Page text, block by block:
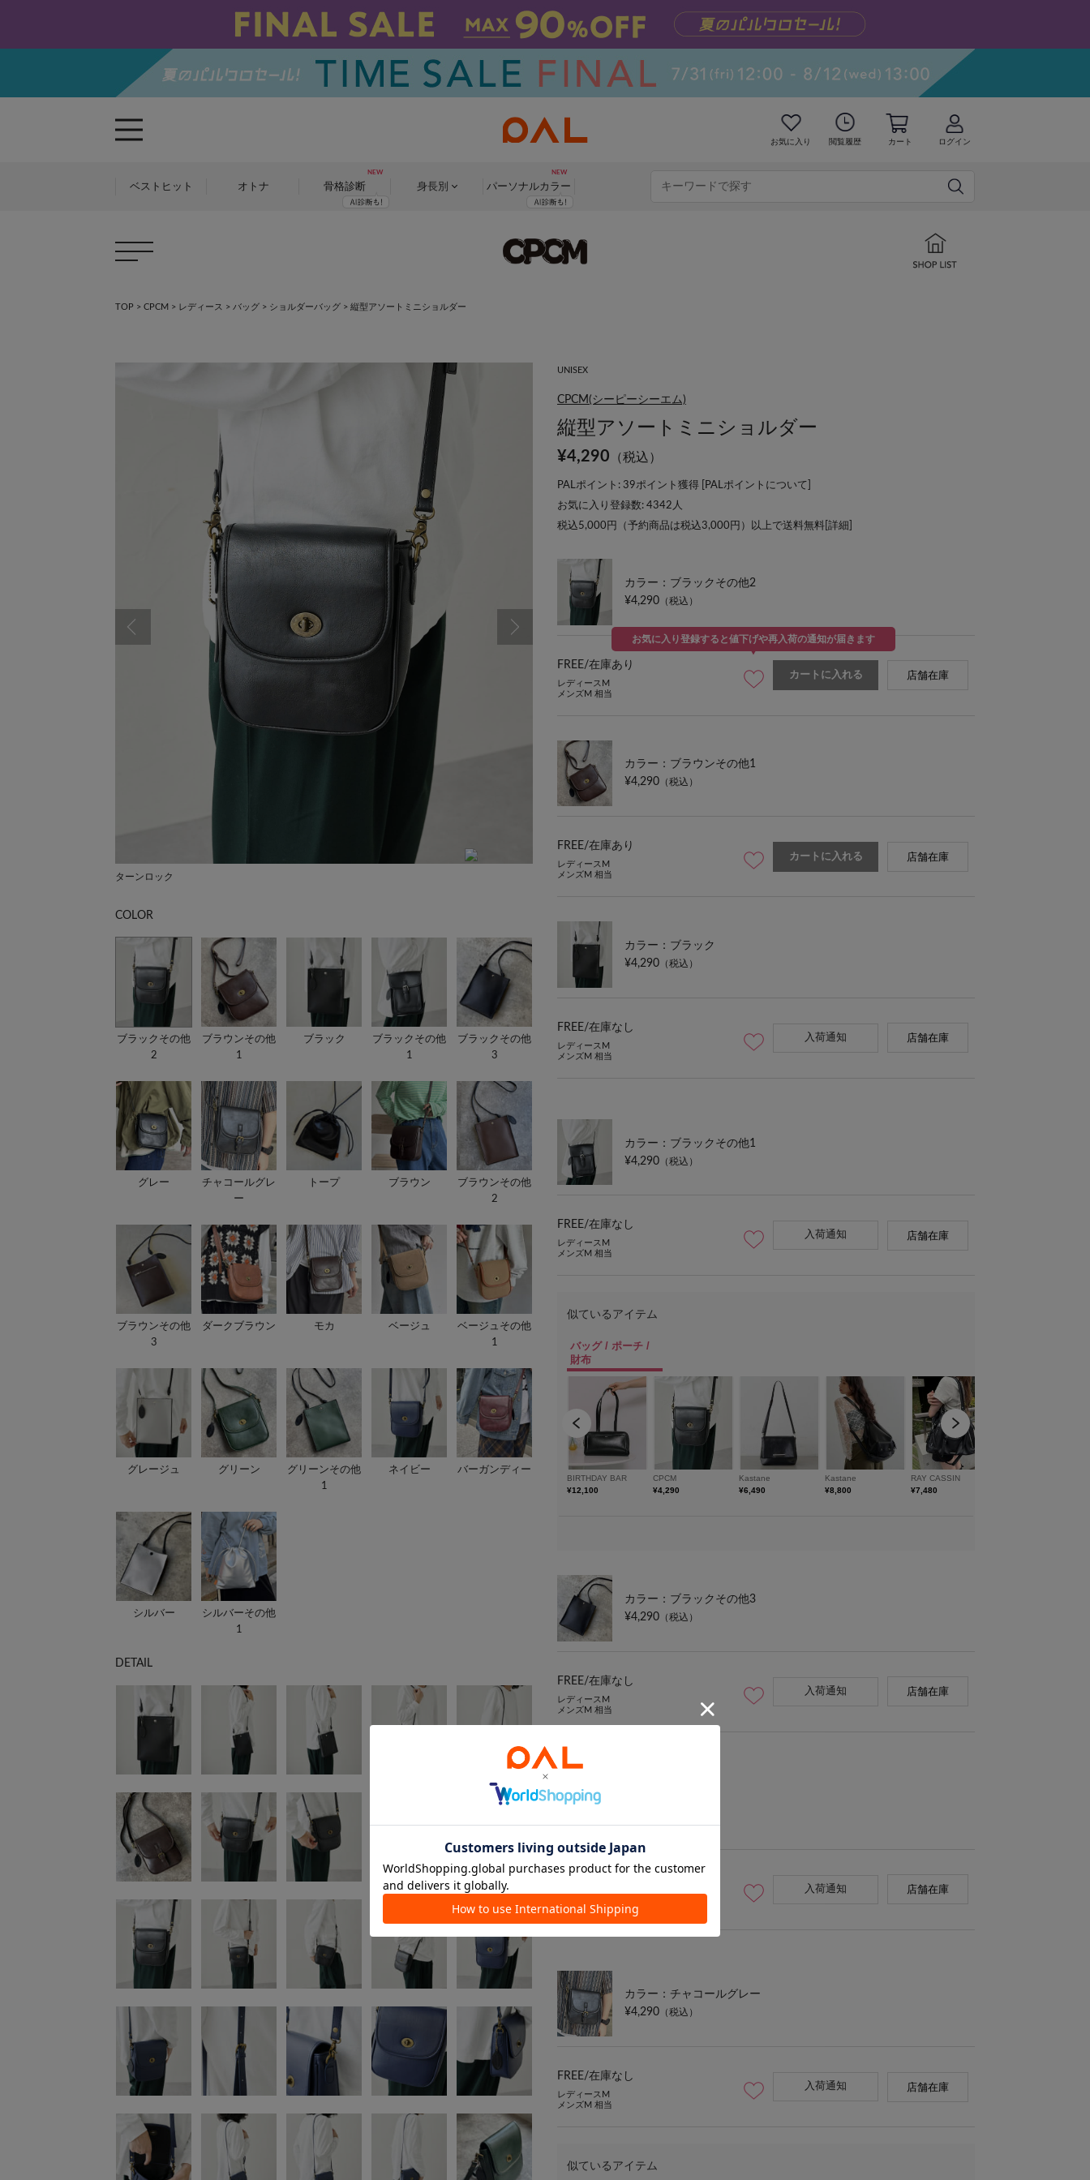
お気に入り 閲覧履歴 カート ログイン
ベストヒット オトナ 骨格診断 身長別 パーソナルカラー
TOP > CPCM > レディース > バッグ > ショルダーバッグ > 縦型アソートミニショルダー
ターンロック ターンロック
COLOR
ブラックその他
2
ブラウンその他
1
ブラック
ブラックその他
1
ブラックその他
3
グレー
チャコールグレ
ー
トープ ブラウン
ブラウンその他
2
ブラウンその他
3
ダークブラウン モカ ベージュ
ベージュその他
1
グレージュ グリーン
グリーンその他
1
ネイビー バーガンディー
シルバー
シルバーその他
1
DETAIL
UNISEX
CPCM(シーピーシーエム)
縦型アソートミニショルダー
¥4,290 （税込）
PALポイント: 39ポイント獲得 [ PALポイントについて
お気に入り登録数: 4342 人
税込5,000円（予約商品は税込3,000円）以上で送料無料[ 詳細
カラー：ブラックその他2
¥4,290 （税込）
FREE/在庫あり
レディースM
メンズM 相当
お気に入り登録すると値下げや再入荷の通知が届きます
カートに入れる 店舗在庫
カラー：ブラウンその他1
¥4,290 （税込）
FREE/在庫あり
レディースM
メンズM 相当
カートに入れる 店舗在庫
カラー：ブラック
¥4,290 （税込）
FREE/在庫なし
レディースM
メンズM 相当
入荷通知 店舗在庫
カラー：ブラックその他1
¥4,290 （税込）
FREE/在庫なし
レディースM
メンズM 相当
入荷通知 店舗在庫
カラー：ブラックその他3
¥4,290 （税込）
FREE/在庫なし
レディースM
メンズM 相当
入荷通知 店舗在庫
FREE/
メンズM 相当
入荷通知 店舗在庫
カラー：チャコールグレー
¥4,290 （税込）
FREE/在庫なし
レディースM
メンズM 相当
入荷通知 店舗在庫